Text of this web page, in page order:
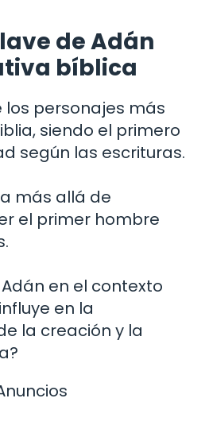
de Adán
bíblica
los personajes más
siendo el primero
según las escrituras.
más allá de
el primer hombre
en el contexto
en la
la creación y la